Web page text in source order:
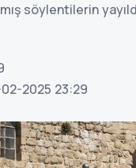
söylentilerin
2025 23:29